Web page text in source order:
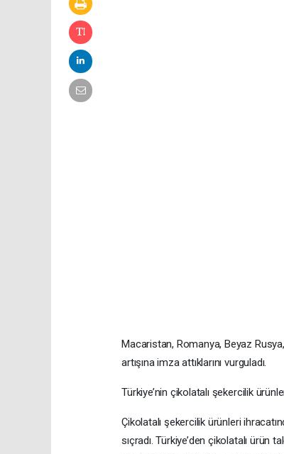
Macaristan, Romanya, Beyaz
artışına imza attıklarını vurguladı.
Türkiye’nin çikolatalı şekercilik
Çikolatalı şekercilik ürünleri
sıçradı. Türkiye’den çikolatalı ürün